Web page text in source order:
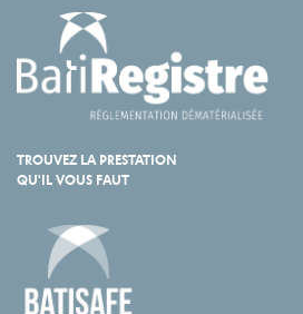
TROUVEZ LA PRESTATION
QU'IL VOUS FAUT